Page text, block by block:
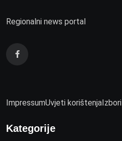
Regionalni news portal
ImpressumUvjeti korištenja
Kategorije